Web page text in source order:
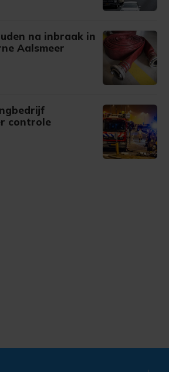
na inbraak in
Aalsmeer
controle